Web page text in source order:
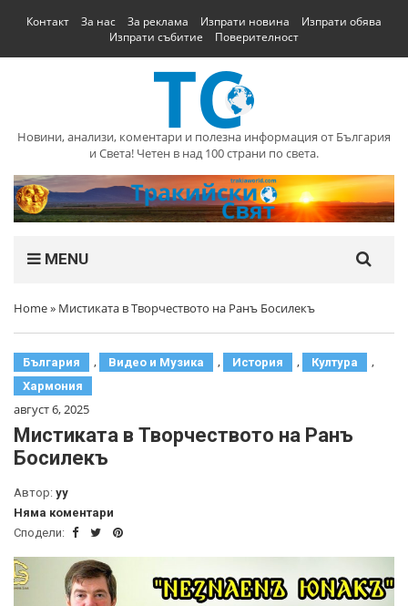
Контакт За нас За реклама Изпрати новина
Изпрати обява
Изпрати събитие
Поверителност
Новини, анализи, коментари и полезна информация от България
и Света! Четен в над 100 страни по света.
MENU
Home» Мистиката в Творчеството на Ранъ Босилекъ
България , Видео и Музика , История , Култура ,
Хармония
август 6, 2025
Мистиката в Творчеството на Ранъ
Босилекъ
Автор: yy
Няма коментари
Сподели: